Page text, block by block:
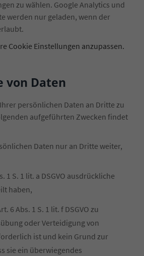
zu wählen. Google Analytics und
werden nur geladen, wenn der
Cookie Einstellungen anzupassen.
von Daten
persönlichen Daten an Dritte zu
aufgeführten Zwecken findet
Daten nur an Dritte weiter,
1 S. 1 lit. a DSGVO ausdrückliche
haben,
6 Abs. 1 S. 1 lit. f DSGVO zu
oder Verteidigung von
ist und kein Grund zur
sie ein überwiegendes